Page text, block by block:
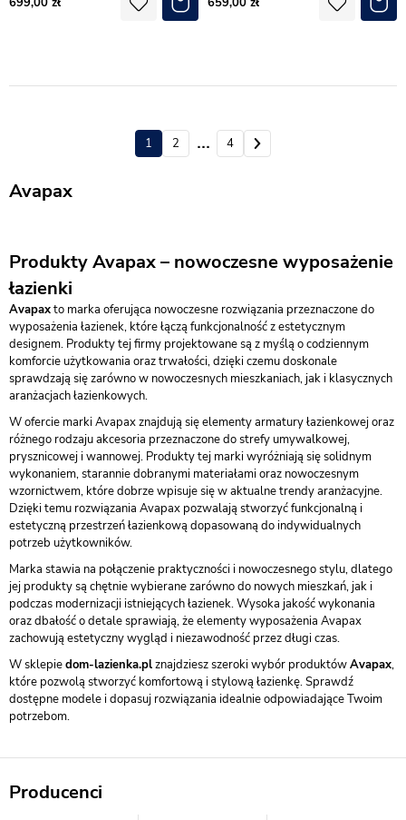
Avapax
Produkty Avapax – nowoczesne wyposażenie
łazienki
Avapaxto marka oferująca nowoczesne rozwiązania przeznaczone do
wyposażenia łazienek, które łączą funkcjonalność z estetycznym
designem. Produkty tej firmy projektowane są z myślą o codziennym
komforcie użytkowania oraz trwałości, dzięki czemu doskonale
sprawdzają się zarówno w nowoczesnych mieszkaniach, jak i klasycznych
aranżacjach łazienkowych.
W ofercie marki Avapax znajdują się elementy armatury łazienkowej oraz
różnego rodzaju akcesoria przeznaczone do strefy umywalkowej,
prysznicowej i wannowej. Produkty tej marki wyróżniają się solidnym
wykonaniem, starannie dobranymi materiałami oraz nowoczesnym
wzornictwem, które dobrze wpisuje się w aktualne trendy aranżacyjne.
Dzięki temu rozwiązania Avapax pozwalają stworzyć funkcjonalną i
estetyczną przestrzeń łazienkową dopasowaną do indywidualnych
potrzeb użytkowników.
Marka stawia na połączenie praktyczności i nowoczesnego stylu, dlatego
jej produkty są chętnie wybierane zarówno do nowych mieszkań, jak i
podczas modernizacji istniejących łazienek. Wysoka jakość wykonania
oraz dbałość o detale sprawiają, że elementy wyposażenia Avapax
zachowują estetyczny wygląd i niezawodność przez długi czas.
W sklepiedom-lazienka.plznajdziesz szeroki wybór produktówAvapax,
które pozwolą stworzyć komfortową i stylową łazienkę. Sprawdź
dostępne modele i dopasuj rozwiązania idealnie odpowiadające Twoim
potrzebom.
1 2 3 4
Producenci